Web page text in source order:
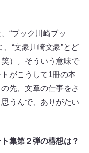
“ブック川崎ブッ
“文豪川崎文豪”とど
）。そういう意味で
がこうして1冊の本
先、文章の仕事をさ
うんで、ありがたい
集第２弾の構想は？